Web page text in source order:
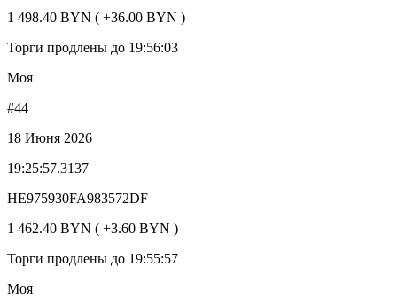
1 498.40 BYN ( +36.00 BYN )
Торги продлены до 19:56:03
Моя
#44
18 Июня 2026
19:25:57.3137
HE975930FA983572DF
1 462.40 BYN ( +3.60 BYN )
Торги продлены до 19:55:57
Моя